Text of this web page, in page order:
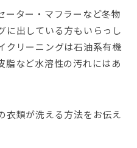
ーター・マフラーなど冬物
に出している方もいらっし
クリーニングは石油系有機
脂など水溶性の汚れにはあ
衣類が洗える方法をお伝え